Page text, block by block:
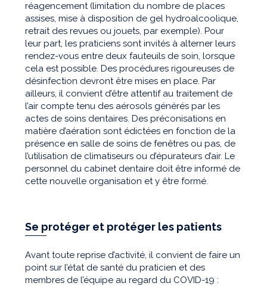
réagencement (limitation du nombre de places
assises, mise à disposition de gel hydroalcoolique,
retrait des revues ou jouets, par exemple). Pour
leur part, les praticiens sont invités à alterner leurs
rendez-vous entre deux fauteuils de soin, lorsque
cela est possible. Des procédures rigoureuses de
désinfection devront être mises en place. Par
ailleurs, il convient d’être attentif au traitement de
l’air compte tenu des aérosols générés par les
actes de soins dentaires. Des préconisations en
matière d’aération sont édictées en fonction de la
présence en salle de soins de fenêtres ou pas, de
l’utilisation de climatiseurs ou d’épurateurs d’air. Le
personnel du cabinet dentaire doit être informé de
cette nouvelle organisation et y être formé.
Se protéger et protéger les patients
Avant toute reprise d’activité, il convient de faire un
point sur l’état de santé du praticien et des
membres de l’équipe au regard du COVID-19 :